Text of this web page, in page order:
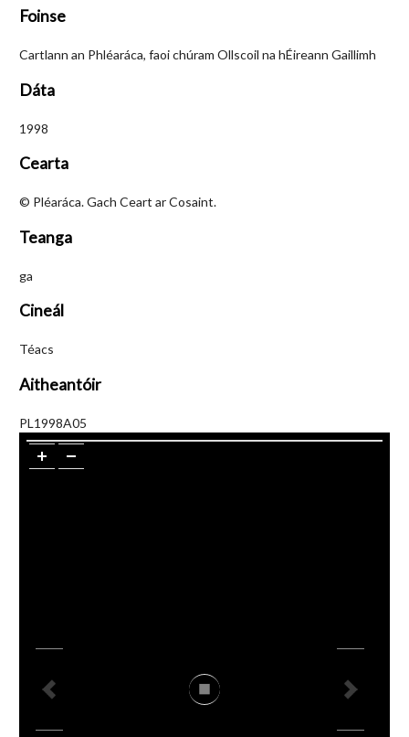
Foinse
Cartlann an Phléaráca, faoi chúram Ollscoil na hÉireann Gaillimh
Dáta
1998
Cearta
© Pléaráca. Gach Ceart ar Cosaint.
Teanga
ga
Cineál
Téacs
Aitheantóir
PL1998A05